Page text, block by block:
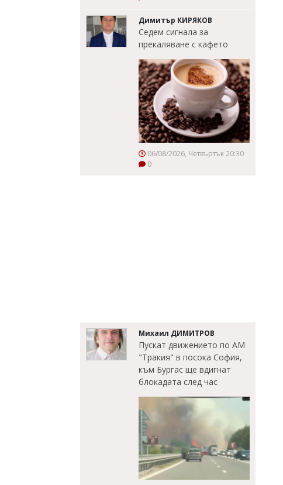
Димитър КИРЯКОВ
Седем сигнала за
прекаляване с кафето
06/08/2026, Четвъртък 20:30
0
Михаил ДИМИТРОВ
Пускат движението по АМ
"Тракия" в посока София,
към Бургас ще вдигнат
блокадата след час